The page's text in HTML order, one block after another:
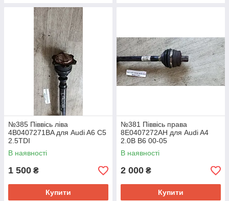
№385 Піввісь ліва
4B0407271BA для Audi A6 C5
2.5TDI
В наявності
1 500 ₴
Купити
№381 Піввісь права
8E0407272AH для Audi A4
2.0B B6 00-05
В наявності
2 000 ₴
Купити